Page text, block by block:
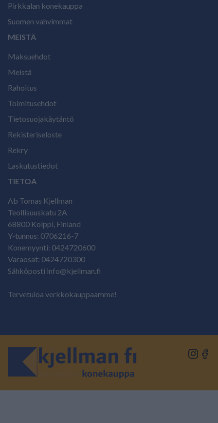
Pirkkalan konekauppa
Suomen vahvimmat
MEISTÄ
Maksuehdot
Meistä
Rahoitus
Toimitusehdot
Tietosuojakäytäntö
Rekisteriseloste
Rekry
Laskutustiedot
TIETOA
Ab Tomas Kjellman
Teollisuuskatu 2A
68800 Kolppi, Finland
Y-tunnus: 0706216-7
Konemyynti: 0424720600
Varaosat: 0424720300
Sähköposti info@kjellman.fi
Tervetuloa verkkokauppaamme!